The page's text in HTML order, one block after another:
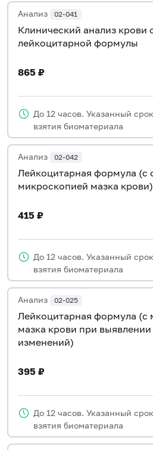
Анализ 02-041
Клинический анализ крови
лейкоцитарной формулы
865 ₽
До 12 часов. Указанный
взятия биоматериала
Анализ 02-042
Лейкоцитарная формула (с
микроскопией мазка крови)
415 ₽
До 12 часов. Указанный
взятия биоматериала
Анализ 02-025
Лейкоцитарная формула (с
мазка крови при выявлении
изменений)
395 ₽
До 12 часов. Указанный
взятия биоматериала